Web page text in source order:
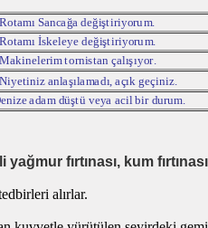
RotamıSancağa değiştiriyorum.
Rotamıİskeleye değiştiriyorum.
Makinelerimtornistan çalışıyor.
Niyetiniz anlaşılamadı ,açık geçiniz.
enizeadam düştü veya acilbir durum.
fırtınası, kum
alırlar.